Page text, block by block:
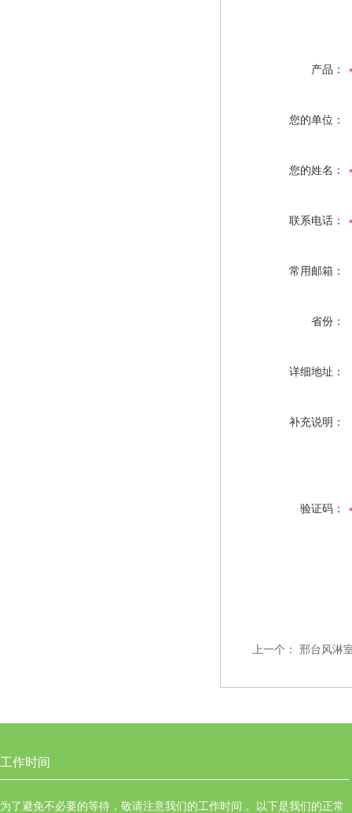
产品：
您的单位：
您的姓名：
联系电话：
常用邮箱：
省份：
详细地址：
补充说明：
验证码：
上一个： 邢台风淋
工作时间
为了避免不必要的等待，敬请注意我们的工作时间 。以下是我们的正常